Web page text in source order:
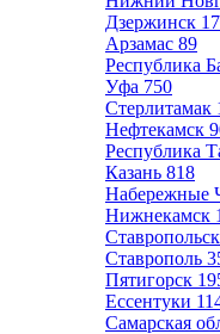
Дзержинск
Арзамас 89
Республика
Уфа 750
Стерлитамак
Нефтекамск
Республика
Казань 818
Набережные
Нижнекамск
Ставрополь
Пятигорск
Ессентуки
Самарская